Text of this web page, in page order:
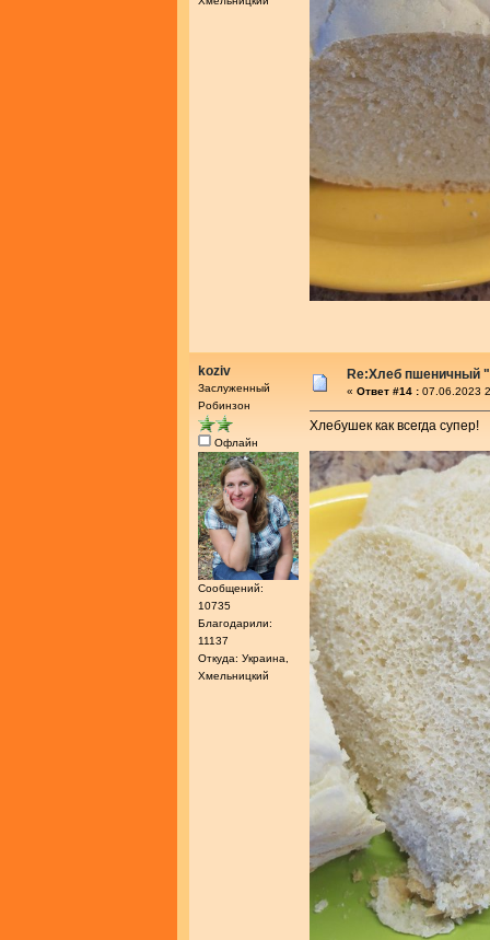
koziv
Заслуженный
Робинзон
Офлайн
Сообщений:
10735
Благодарили:
11137
Откуда: Украина,
Хмельницкий
Re:Хлеб пшеничный
« Ответ #14 : 07.06.2023
Хлебушек как всегда супер!